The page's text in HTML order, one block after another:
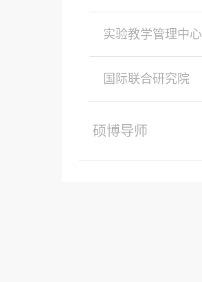
实验教学管理中心
国际联合研究院
硕博导师